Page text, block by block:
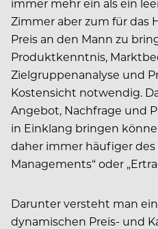
immer mehr ein als ein
Zimmer aber zum für das
Preis an den Mann zu
Produktkenntnis,
Zielgruppenanalyse und
Kostensicht notwendig.
Angebot, Nachfrage und
in Einklang bringen
daher immer häufiger des
Managements“ oder
Darunter versteht man
dynamischen Preis- und